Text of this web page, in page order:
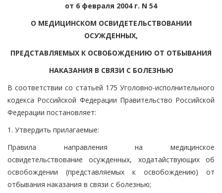
от 6 февраля 2004 г. N 54
О МЕДИЦИНСКОМ ОСВИДЕТЕЛЬСТВОВАНИИ
ОСУЖДЕННЫХ,
ПРЕДСТАВЛЯЕМЫХ К ОСВОБОЖДЕНИЮ ОТ ОТБЫВАНИЯ
НАКАЗАНИЯ В СВЯЗИ С БОЛЕЗНЬЮ
В соответствии со статьей 175 Уголовно-исполнительного
кодекса Российской Федерации Правительство Российской
Федерации постановляет:
1. Утвердить прилагаемые:
Правила направления на медицинское
освидетельствование осужденных, ходатайствующих об
освобождении (представляемых к освобождению) от
отбывания наказания в связи с болезнью;